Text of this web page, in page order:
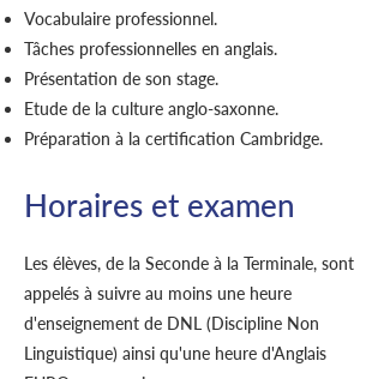
Vocabulaire professionnel.
Tâches professionnelles en anglais.
Présentation de son stage.
Etude de la culture anglo-saxonne.
Préparation à la certification Cambridge.
Horaires et examen
Les élèves, de la Seconde à la Terminale, sont
appelés à suivre au moins une heure
d'enseignement de DNL (Discipline Non
Linguistique) ainsi qu'une heure d'Anglais